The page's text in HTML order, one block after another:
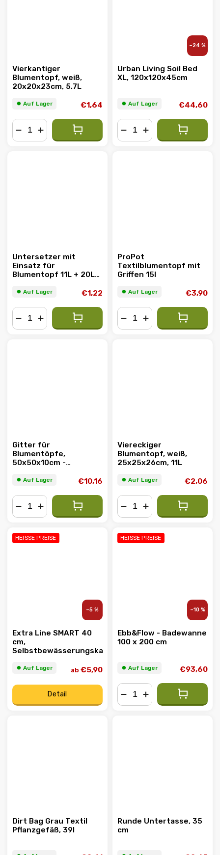
Vierkantiger
Blumentopf, weiß,
20x20x23cm, 5.7L
⏺︎ Auf Lager €1,64
–24 %
Urban Living Soil Bed
XL, 120x120x45cm
⏺︎ Auf Lager €44,60
Untersetzer mit
Einsatz für
Blumentopf 11L + 20L
⏺︎ Auf Lager €1,22
ProPot
Textilblumentopf mit
Griffen 15l
⏺︎ Auf Lager €3,90
Gitter für
Blumentöpfe,
50x50x10cm -
⏺︎ Auf Lager €10,16
Viereckiger
Blumentopf, weiß,
25x25x26cm, 11L
⏺︎ Auf Lager €2,06
HEISSE PREISE
–5 %
Extra Line SMART 40
cm,
Selbstbewässerungskasten
⏺︎ Auf Lager ab €5,90
Detail
HEISSE PREISE
–10 %
Ebb&Flow - Badewanne
100 x 200 cm
⏺︎ Auf Lager €93,60
Dirt Bag Grau Textil
Pflanzgefäß, 39l
Runde Untertasse, 35
cm